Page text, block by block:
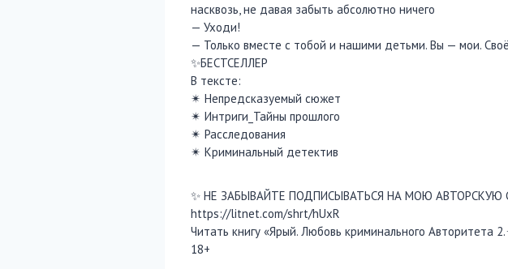
насквозь, не давая забыть абсолютно ничего
— Уходи!
— Только вместе с тобой и нашими детьми. Вы — мои.
✨БЕСТСЕЛЛЕР
В тексте:
✴︎ Непредсказуемый сюжет
✴︎ Интриги_Тайны прошлого
✴︎ Расследования
✴︎ Криминальный детектив
✨ НЕ ЗАБЫВАЙТЕ ПОДПИСЫВАТЬСЯ НА МОЮ
https://litnet.com/shrt/hUxR
Читать книгу «Ярый. Любовь криминального Авторитета
18+